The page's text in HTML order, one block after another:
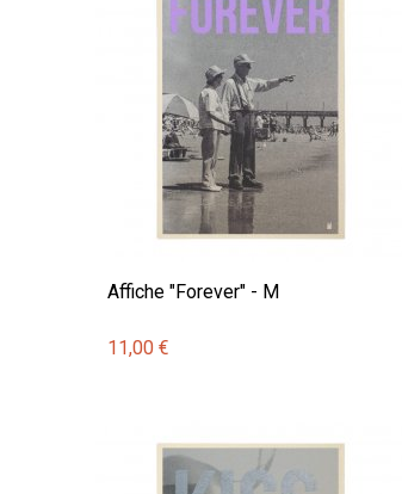
Affiche "Forever" - M
11,00 €